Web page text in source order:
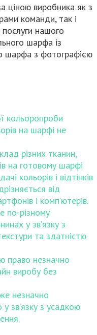
ціною виробника як з
команди, так і
нашого
шарфа із
шарфа з фотографією
кольоропроби
на шарфі не
різних тканин,
на готовому шарфі
кольорів і відтінків
від
і комп’ютерів.
по-різному
у зв’язку з
та здатністю
право незначно
виробу без
незначно
у зв’язку з усадкою